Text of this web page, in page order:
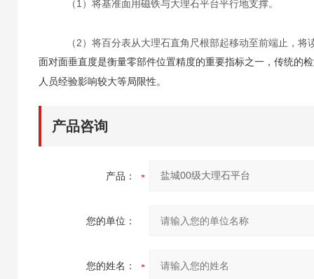
（1）将基准面用磁铁与大理石平台平行地支撑。
（2）将百分表从大理石直角尺根部起移动至前端止，将
面对面垂直度是衡量零部件位置精度的重要指标之一，传统的
人员经验影响较大等局限性。
产品咨询
产品：
您的单位：
您的姓名：